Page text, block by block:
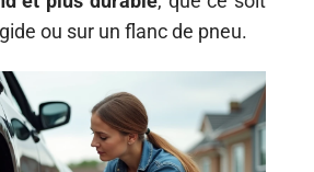
ou sur un flanc de pneu.